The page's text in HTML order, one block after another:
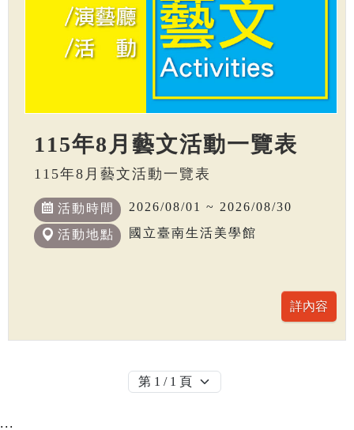
115年8月藝文活動一覽表
115年8月藝文活動一覽表
活動時間 2026/08/01 ~ 2026/08/30
活動地點 國立臺南生活美學館